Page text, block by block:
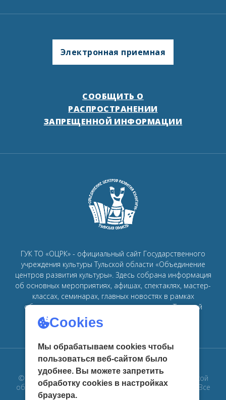
СООБЩИТЬ О
РАСПРОСТРАНЕНИИ
ЗАПРЕЩЕННОЙ ИНФОРМАЦИИ
Электронная приемная
ГУК ТО «ОЦРК» - официальный сайт Государственного
учреждения культуры Тульской области «Объединение
центров развития культуры». Здесь собрана информация
об основных мероприятиях, афишах, спектаклях, мастер-
классах, семинарах, главных новостях в рамках
объединенияцентров развития культуры в Тульской
области.
© 2019 Государственное учреждение культуры Тульской
области «Объединение центров развития культуры». Все
Cookies
Мы обрабатываем cookies чтобы
пользоваться веб-сайтом было
удобнее. Вы можете запретить
обработку сookies в настройках
браузера.